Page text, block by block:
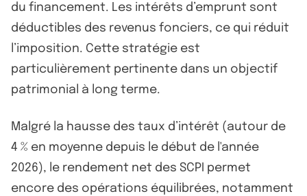
du financement. Les intérêts d’emprunt sont
déductibles des revenus fonciers, ce qui réduit
l’imposition. Cette stratégie est
particulièrement pertinente dans un objectif
patrimonial à long terme.
Malgré la hausse des taux d’intérêt (autour de
4 % en moyenne depuis le début de l'année
2026), le rendement net des SCPI permet
encore des opérations équilibrées, notamment